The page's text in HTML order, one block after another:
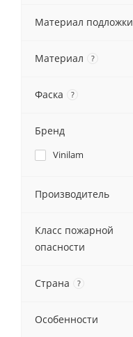
Материал подложки
Материал ?
Фаска ?
Бренд
Vinilam
Производитель
Класс пожарной
опасности
Страна ?
Особенности